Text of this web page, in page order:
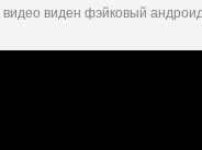
видео виден фэйковый